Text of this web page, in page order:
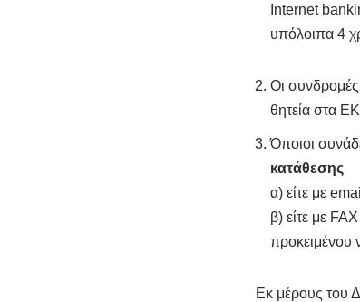
Internet
υπόλοιπα 4
Οι συνδρομές
θητεία στα
Όποιοι
κατάθεσης
α) είτε με
β) είτε με
προκειμένου
Εκ μέρους του